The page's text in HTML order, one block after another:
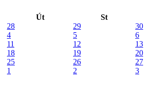
Út
St
28 29
30
4 5
6
11 12
13
18 19
20
25 26
27
1 2 3